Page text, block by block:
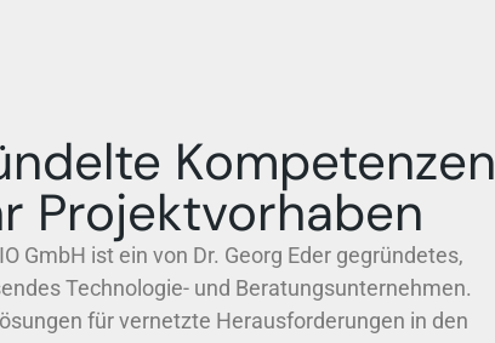
Kompetenzen
Projektvorhaben
GmbH ist ein von Dr. Georg Eder gegründetes,
Technologie- und Beratungsunternehmen.
für vernetzte Herausforderungen in den